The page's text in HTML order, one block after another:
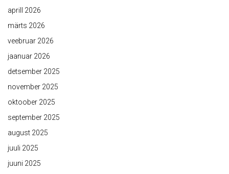
aprill 2026
märts 2026
veebruar 2026
jaanuar 2026
detsember 2025
november 2025
oktoober 2025
september 2025
august 2025
juuli 2025
juuni 2025